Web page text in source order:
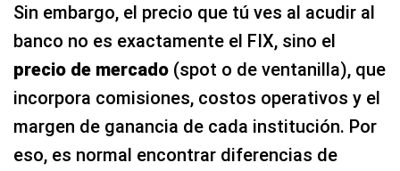
Sin embargo, el precio que tú ves al acudir al
banco no es exactamente el FIX, sino el
precio de mercado (spot o de ventanilla), que
incorpora comisiones, costos operativos y el
margen de ganancia de cada institución. Por
eso, es normal encontrar diferencias de